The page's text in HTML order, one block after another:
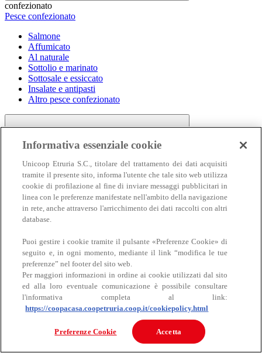
confezionato
Pesce confezionato
Salmone
Affumicato
Al naturale
Sottolio e marinato
Sottosale e essiccato
Insalate e antipasti
Altro pesce confezionato
Carne
Carne
Bovino
Informativa essenziale cookie
Unicoop Etruria S.C., titolare del trattamento dei dati acquisiti
tramite il presente sito, informa l'utente che tale sito web utilizza
cookie di profilazione al fine di inviare messaggi pubblicitari in
linea con le preferenze manifestate nell'ambito della navigazione
in rete, anche attraverso l'arricchimento dei dati raccolti con altri
database.
Puoi gestire i cookie tramite il pulsante «Preferenze Cookie» di
seguito e, in ogni momento, mediante il link “modifica le tue
preferenze” nel footer del sito web.
Per maggiori informazioni in ordine ai cookie utilizzati dal sito
ed alla loro eventuale comunicazione è possibile consultare
l'informativa completa al link:
https://coopacasa.coopetruria.coop.it/cookiepolicy.html
Preferenze Cookie Accetta